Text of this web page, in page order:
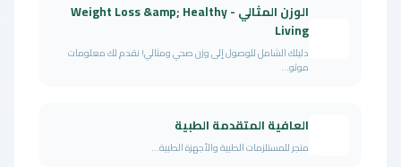
الوزن المثالي - Weight Loss &amp; Healthy
Living
دليلك الشامل للوصول إلى وزن صحي ومثالي! نقدم لك معلومات
موثو...
العافية المتقدمة الطبية
متجر للمستلزمات الطبية والأجهزة الطبية...